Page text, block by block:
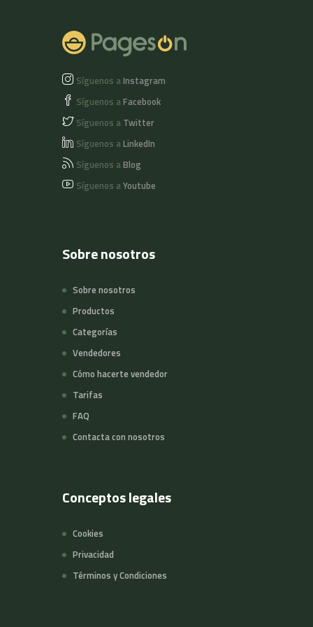
Síguenos aInstagram
Síguenos aFacebook
Síguenos a Twitter
Síguenos aLinkedIn
Síguenos aBlog
Síguenos aYoutube
Sobre nosotros
Sobre nosotros
Productos
Categorías
Vendedores
Cómo hacerte vendedor
Tarifas
FAQ
Contacta con nosotros
Conceptos legales
Cookies
Privacidad
Términos y Condiciones